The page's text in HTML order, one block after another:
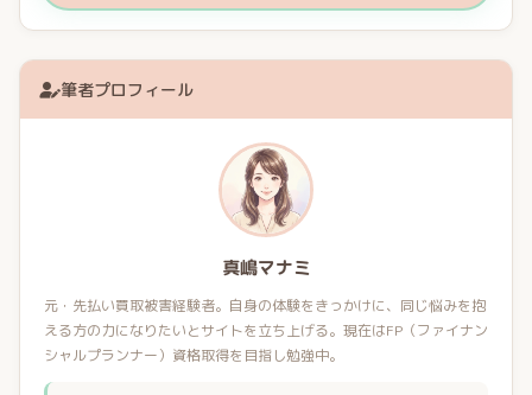
筆者プロフィール
真嶋マナミ
元・先払い買取被害経験者。自身の体験をきっかけに、同じ悩みを抱
える方の力になりたいとサイトを立ち上げる。現在はFP（ファイナン
シャルプランナー）資格取得を目指し勉強中。